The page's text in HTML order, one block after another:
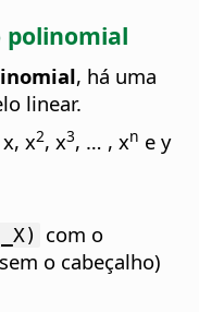
polinomial
, há uma
linear.
x2, x3, … , xn e y
com o
o cabeçalho)